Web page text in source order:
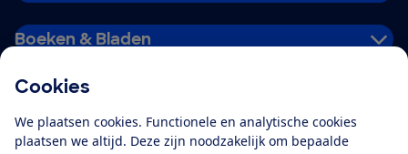
Cookies
We plaatsen cookies. Functionele en analytische cookies
plaatsen we altijd. Deze zijn noodzakelijk om bepaalde
Boeken & Bladen